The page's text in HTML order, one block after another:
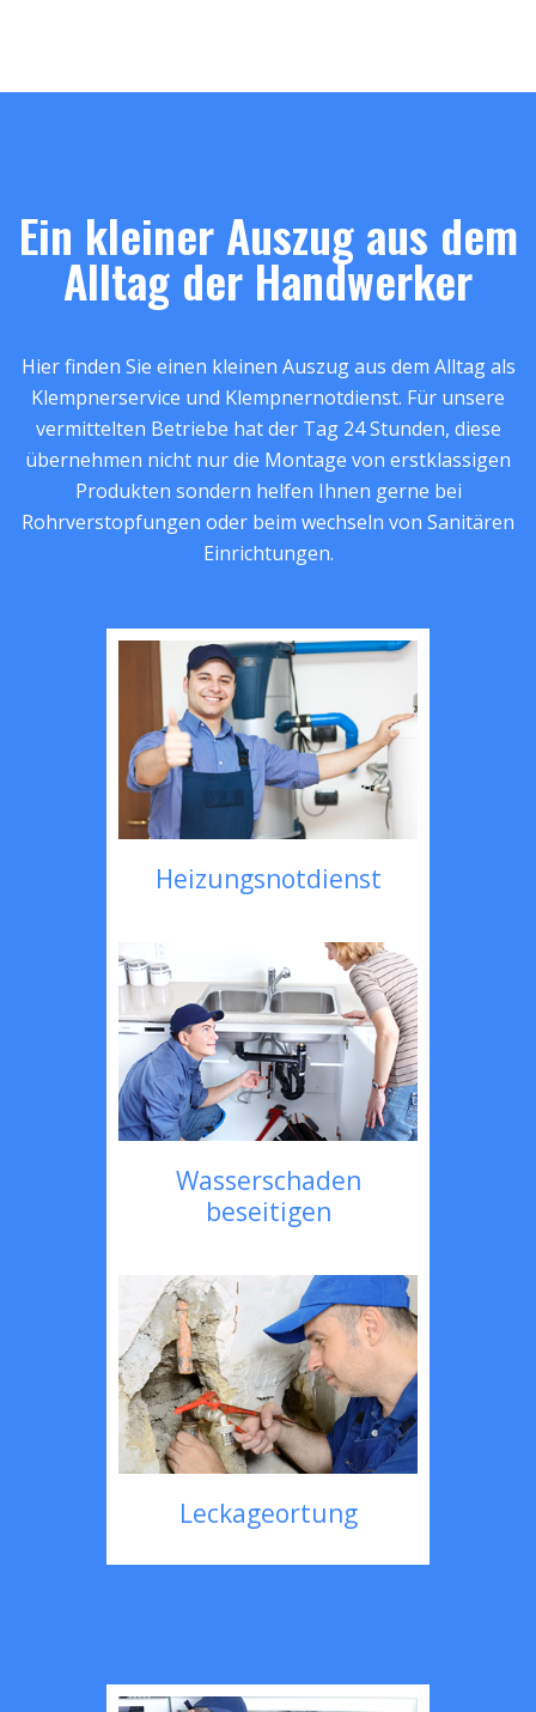
Ein kleiner Auszug aus dem
Alltag der Handwerker
Hier finden Sie einen kleinen Auszug aus dem Alltag als
Klempnerservice und Klempnernotdienst. Für unsere
vermittelten Betriebe hat der Tag 24 Stunden, diese
übernehmen nicht nur die Montage von erstklassigen
Produkten sondern helfen Ihnen gerne bei
Rohrverstopfungen oder beim wechseln von Sanitären
Einrichtungen.
Heizungsnotdienst
Wasserschaden
beseitigen
Leckageortung